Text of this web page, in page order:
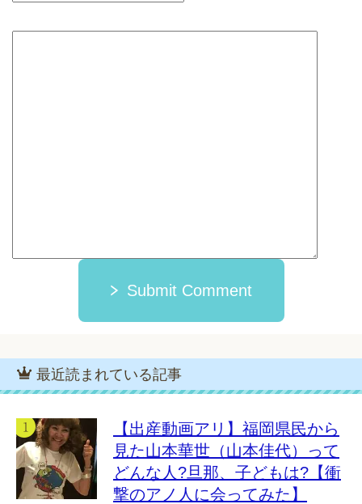
Submit Comment
最近読まれている記事
【出産動画アリ】福岡県民から
見た山本華世（山本佳代）って
どんな人?旦那、子どもは?【衝
撃のアノ人に会ってみた】